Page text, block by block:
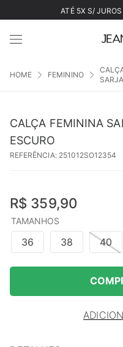
ATÉ 5X S/
FEMININO
SARJA
CALÇA FEMININA
ESCURO
REFERÊNCIA: 251012SO12354
R$ 359,90
TAMANHOS
36 38 40